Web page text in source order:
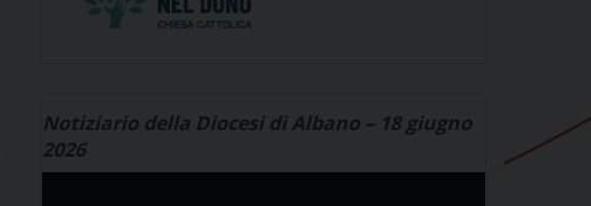
Notiziario della Diocesi di Albano – 18 giugno
2026